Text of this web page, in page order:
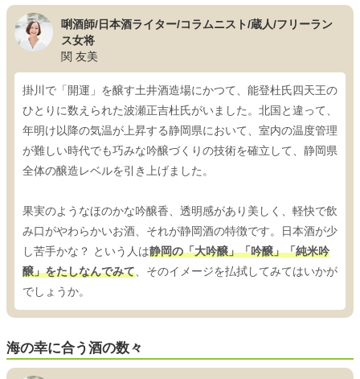
唎酒師/日本酒ライター/コラムニスト/蔵人/フリーラン
ス女将
関 友美
掛川で「開運」を醸す土井酒造場にかつて、能登杜氏四天王の
ひとりに数えられた波瀬正吉杜氏がいました。北国と違って、
年明け以降の気温が上昇する静岡県において、室内の温度管理
が難しい時代でも巧みな吟醸づくりの技術を確立して、静岡県
全体の醸造レベルを引き上げました。
果実のようなほのかな吟醸香、透明感があり美しく、軽快で飲
み口がやわらかいお酒、それが静岡酒の特徴です。日本酒が少
し苦手かな？ という人は静岡の「大吟醸」「吟醸」「純米吟
醸」をたしなんでみて 、そのイメージを払拭してみてはいかが
でしょうか。
海の幸に合う酒の数々